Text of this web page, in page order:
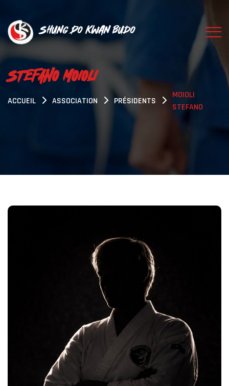
Shung Do Kwan Budo
STEFANO MOIOLI
ACCUEIL ASSOCIATION PRÉSIDENTS
MOIOLI
STEFANO